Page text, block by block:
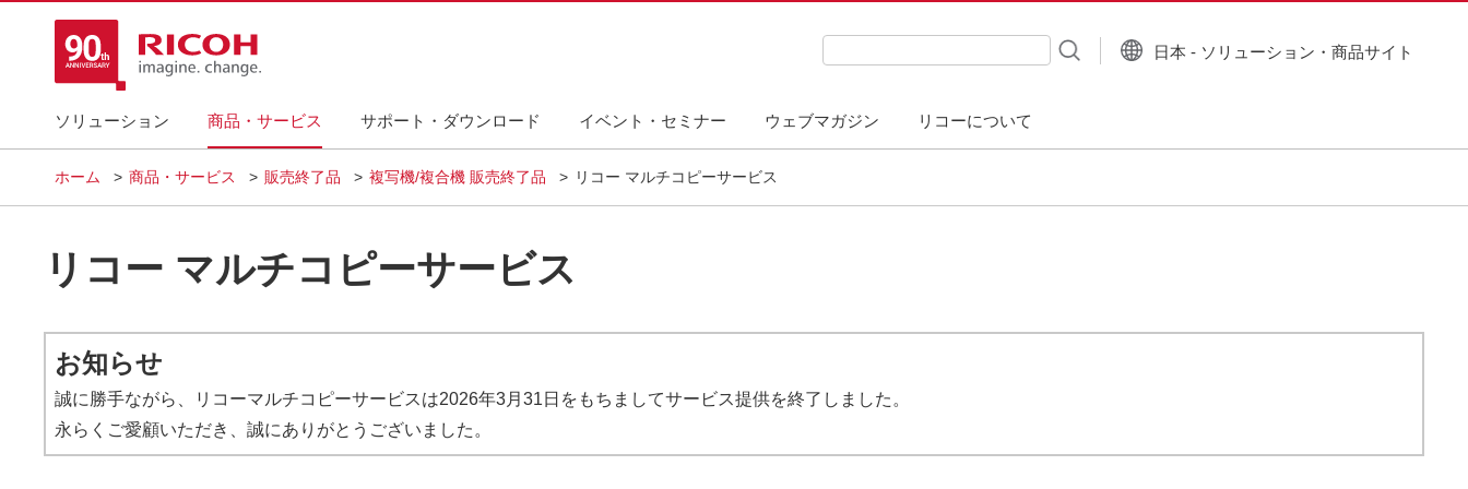
ソリューション 商品・サービス サポート・ダウンロード イベント・セミナー ウェブマガジン リコーについて
検索キーワード入力
日本 - ソリューション・商品サイト
ホーム 商品・サービス 販売終了品 複写機/複合機 販売終了品 リコー マルチコピーサービス
リコー マルチコピーサービス
お知らせ
誠に勝手ながら、リコーマルチコピーサービスは2026年3月31日をもちましてサービス提供を終了しました。
永らくご愛顧いただき、誠にありがとうございました。